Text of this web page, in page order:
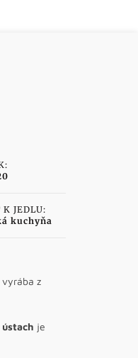
K JEDLU:
kuchyňa
z
ústach je